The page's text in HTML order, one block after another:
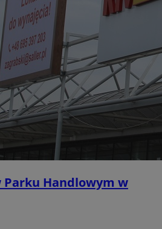
Parku Handlowym w